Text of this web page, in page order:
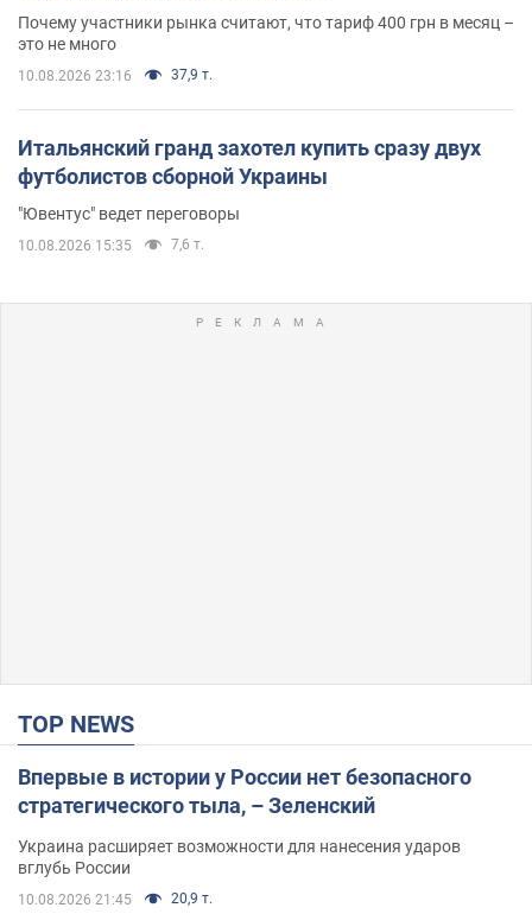
Почему участники рынка считают, что тариф 400 грн в месяц –
это не много
10.08.2026 23:16 37,9 т.
Итальянский гранд захотел купить сразу двух
футболистов сборной Украины
"Ювентус" ведет переговоры
10.08.2026 15:35 7,6 т.
TOP NEWS
Впервые в истории у России нет безопасного
стратегического тыла, – Зеленский
Украина расширяет возможности для нанесения ударов
вглубь России
10.08.2026 21:45 20,9 т.